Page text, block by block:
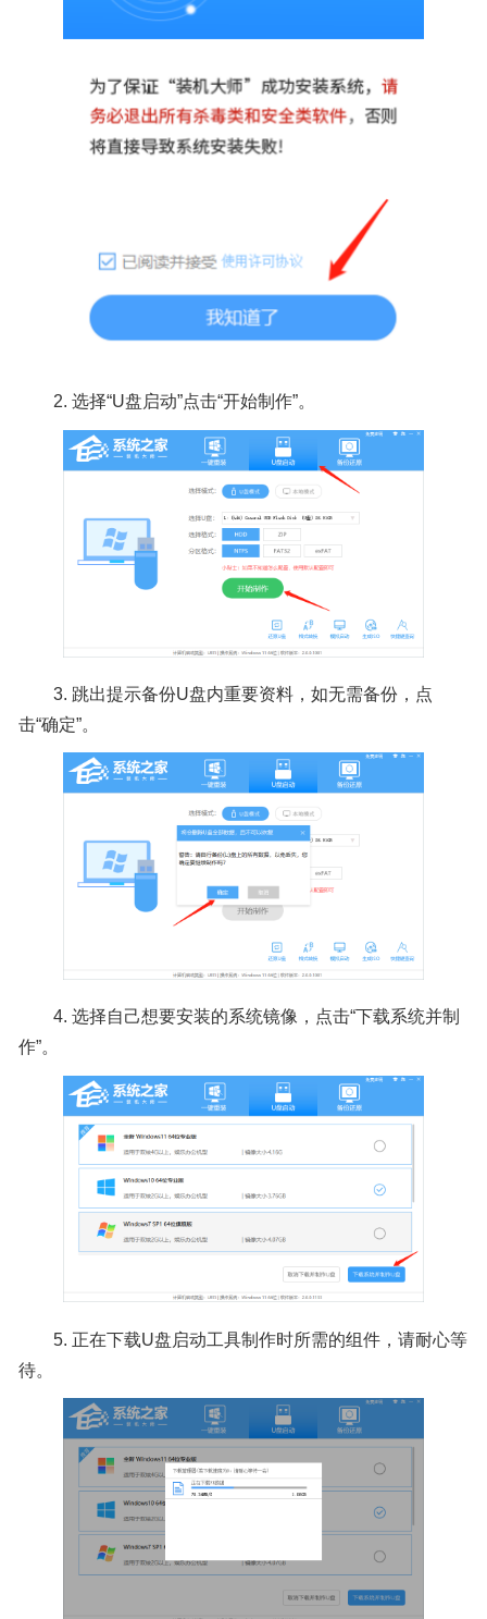
2. 选择“U盘启动”点击“开始制作”。
3. 跳出提示备份U盘内重要资料，如无需备份，点
击“确定”。
4. 选择自己想要安装的系统镜像，点击“下载系统并制
作”。
5. 正在下载U盘启动工具制作时所需的组件，请耐心等
待。